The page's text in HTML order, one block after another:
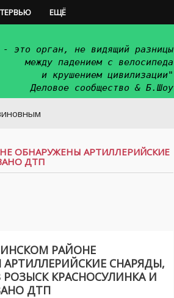
ЕЩЁ
- это орган, не видящий разницы
между падением с велосипеда
и крушением цивилизации"
Деловое сообщество & Б.Шоу
ОБНАРУЖЕНЫ АРТИЛЛЕРИЙСКИЕ
ДТП
РАЙОНЕ
СНАРЯДЫ,
РОЗЫСК КРАСНОСУЛИНКА И
ДТП